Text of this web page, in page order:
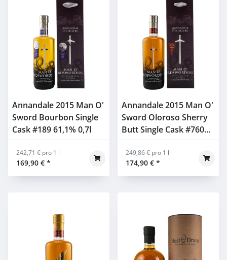
Annandale 2015 Man O'
Sword Bourbon Single
Cask #189 61,1% 0,7l
169,90 € *
242,71 € pro 1 l
Annandale 2015 Man O'
Sword Oloroso Sherry
Butt Single Cask #760
58,4% 0,7l in GP
174,90 € *
249,86 € pro 1 l